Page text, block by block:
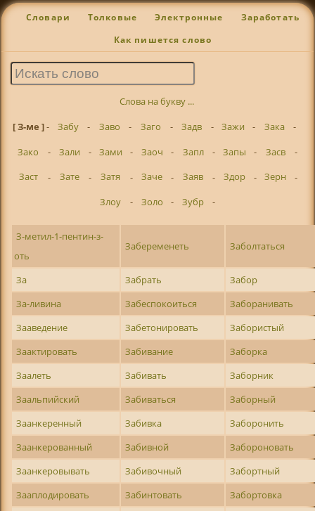
Словари Толковые Электронные Заработать
Как пишется слово
Слова на букву ...
[ З-ме ]- Забу - Заво - Заго - Задв - Зажи - Зака
-
Зако
- Зали - Зами - Заоч - Запл - Запы - Засв
-
Заст
- Зате - Затя - Заче - Заяв - Здор - Зерн
-
Злоу
- Золо - Зубр -
З-метил-1-пентин-з-
оть
Забеременеть Заболтаться
За Забрать
Забор
За-ливина
Забеспокоиться
Заборанивать
Зааведение
Забетонировать
Забористый
Заактировать
Забивание
Заборка
Заалеть
Забивать
Заборник
Заальпийский
Забиваться
Заборный
Заанкеренный
Забивка
Заборонить
Заанкерованный
Забивной
Забороновать
Заанкеровывать
Забивочный
Забортный
Зааплодировать
Забинтовать
Забортовка